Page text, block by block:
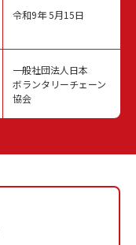
令和9年 5月15日
一般社団法人日本
ボランタリーチェーン
協会